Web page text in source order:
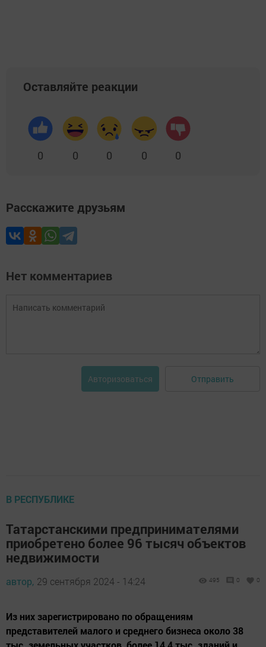
Оставляйте реакции
0 0 0 0 0
Расскажите друзьям
Нет комментариев
Авторизоваться Отправить
В РЕСПУБЛИКЕ
Татарстанскими предпринимателями
приобретено более 96 тысяч объектов
недвижимости
автор, 29 сентября 2024 - 14:24 495 0 0
Из них зарегистрировано по обращениям
представителей малого и среднего бизнеса около 38